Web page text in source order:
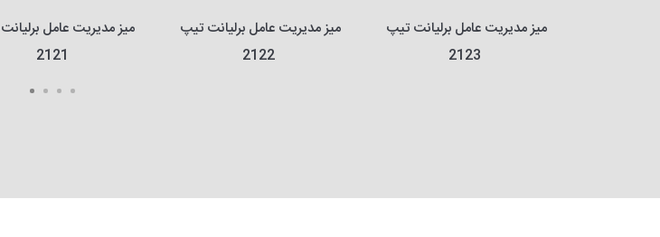
2121
2122
2123